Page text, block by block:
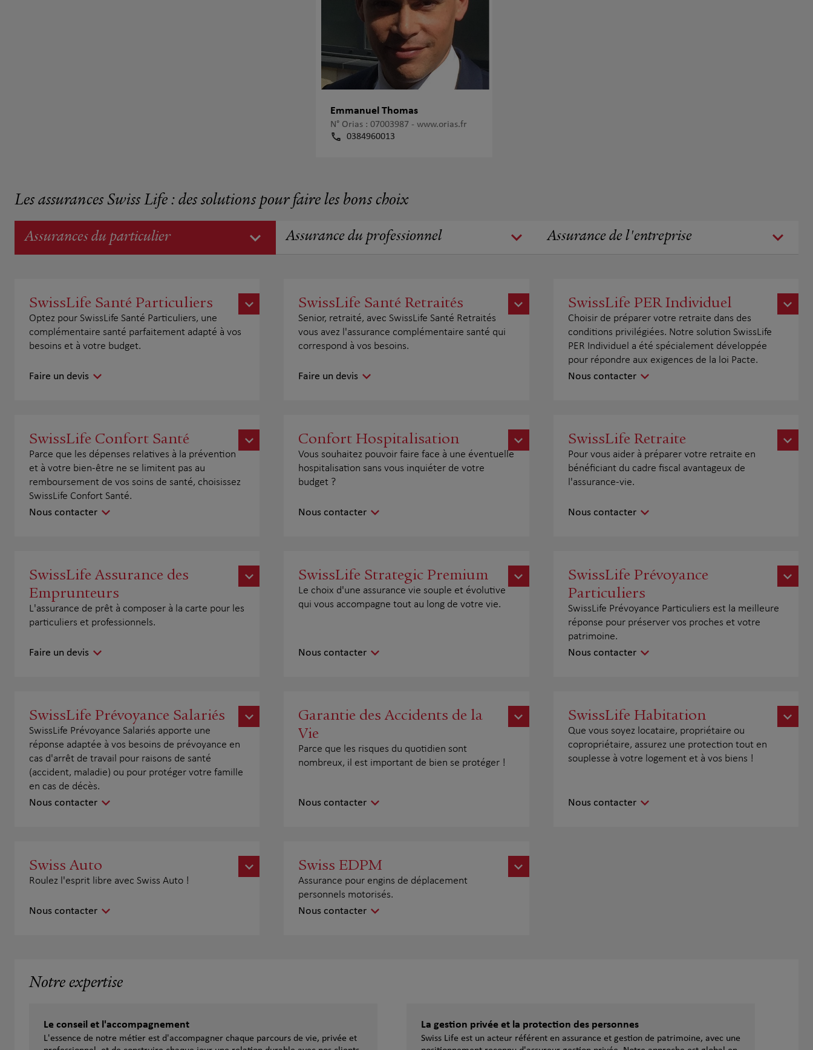
Emmanuel Thomas
N° Orias : 07003987 - www.orias.fr
0384960013
Les assurances Swiss Life : des solutions pour faire les bons choix
Assurances du particulier Assurance du professionnel Assurance de l'entreprise
SwissLife Santé Particuliers
Optez pour SwissLife Santé Particuliers, une
complémentaire santé parfaitement adapté à vos
besoins et à votre budget.
Faire un devis
SwissLife Santé Retraités
Senior, retraité, avec SwissLife Santé Retraités
vous avez l'assurance complémentaire santé qui
correspond à vos besoins.
Faire un devis
SwissLife PER Individuel
Choisir de préparer votre retraite dans des
conditions privilégiées. Notre solution SwissLife
PER Individuel a été spécialement développée
pour répondre aux exigences de la loi Pacte.
Nous contacter
SwissLife Confort Santé
Parce que les dépenses relatives à la prévention
et à votre bien-être ne se limitent pas au
remboursement de vos soins de santé, choisissez
SwissLife Confort Santé.
Nous contacter
Confort Hospitalisation
Vous souhaitez pouvoir faire face à une éventuelle
hospitalisation sans vous inquiéter de votre
budget ?
Nous contacter
SwissLife Retraite
Pour vous aider à préparer votre retraite en
bénéficiant du cadre fiscal avantageux de
l'assurance-vie.
Nous contacter
SwissLife Assurance des
Emprunteurs
L'assurance de prêt à composer à la carte pour les
particuliers et professionnels.
Faire un devis
SwissLife Strategic Premium
Le choix d'une assurance vie souple et évolutive
qui vous accompagne tout au long de votre vie.
Nous contacter
SwissLife Prévoyance
Particuliers
SwissLife Prévoyance Particuliers est la meilleure
réponse pour préserver vos proches et votre
patrimoine.
Nous contacter
SwissLife Prévoyance Salariés
SwissLife Prévoyance Salariés apporte une
réponse adaptée à vos besoins de prévoyance en
cas d'arrêt de travail pour raisons de santé
(accident, maladie) ou pour protéger votre famille
en cas de décès.
Nous contacter
Garantie des Accidents de la
Vie
Parce que les risques du quotidien sont
nombreux, il est important de bien se protéger !
Nous contacter
SwissLife Habitation
Que vous soyez locataire, propriétaire ou
copropriétaire, assurez une protection tout en
souplesse à votre logement et à vos biens !
Nous contacter
Swiss Auto
Roulez l'esprit libre avec Swiss Auto !
Nous contacter
Swiss EDPM
Assurance pour engins de déplacement
personnels motorisés.
Nous contacter
Notre expertise
Le conseil et l'accompagnement
L'essence de notre métier est d'accompagner chaque parcours de vie, privée et
La gestion privée et la protection des personnes
Swiss Life est un acteur référent en assurance et gestion de patrimoine, avec une